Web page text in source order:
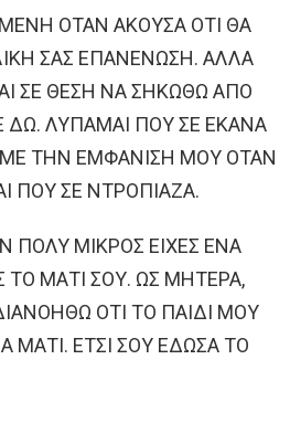
ΟΤΑΝ ΑΚΟΥΣΑ ΟΤΙ ΘΑ
ΣΑΣ ΕΠΑΝΕΝΩΣΗ. ΑΛΛΑ
ΣΕ ΘΕΣΗ ΝΑ ΣΗΚΩΘΩ ΑΠΟ
ΔΩ. ΛΥΠΑΜΑΙ ΠΟΥ ΣΕ ΕΚΑΝΑ
ΤΗΝ ΕΜΦΑΝΙΣΗ ΜΟΥ ΟΤΑΝ
ΠΟΥ ΣΕ ΝΤΡΟΠΙΑΖΑ.
ΠΟΛΥ ΜΙΚΡΟΣ ΕΙΧΕΣ ΕΝΑ
ΤΟ ΜΑΤΙ ΣΟΥ. ΩΣ ΜΗΤΕΡΑ,
ΟΤΙ ΤΟ ΠΑΙΔΙ ΜΟΥ
ΜΑΤΙ. ΕΤΣΙ ΣΟΥ ΕΔΩΣΑ ΤΟ